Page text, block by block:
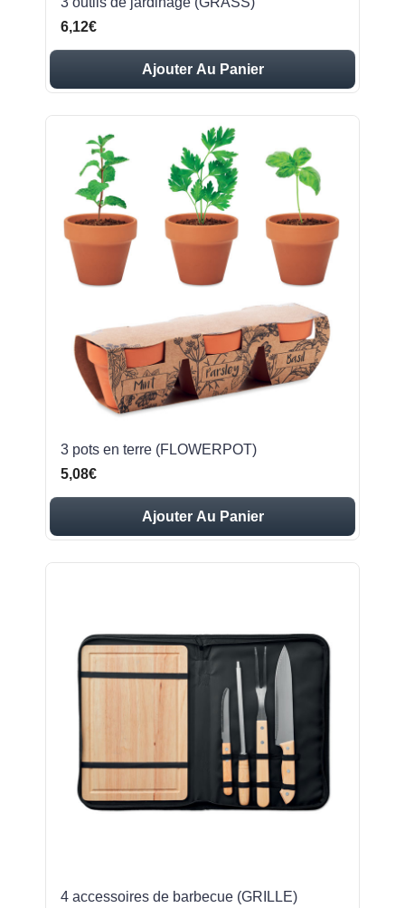
6,12€
Ajouter Au Panier
3 pots en terre (FLOWERPOT)
5,08€
Ajouter Au Panier
4 accessoires de barbecue (GRILLE)